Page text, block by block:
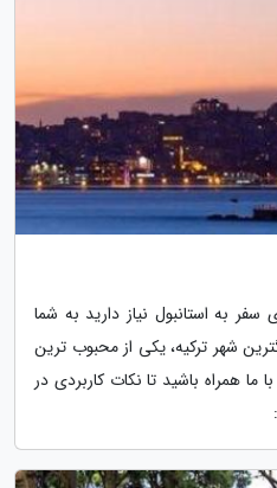
به استانبول نیاز دارید به شما
شهر ترکیه، یکی از محبوب ترین
همراه باشید تا نکات کاربردی در